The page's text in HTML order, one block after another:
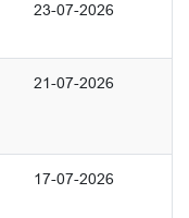
23-07-2026
21-07-2026
17-07-2026